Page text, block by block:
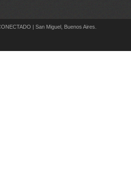
| San Miguel, Buenos Aires.